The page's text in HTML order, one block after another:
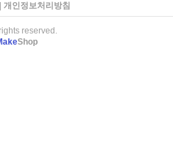
개인정보처리방침
reserved.
Shop